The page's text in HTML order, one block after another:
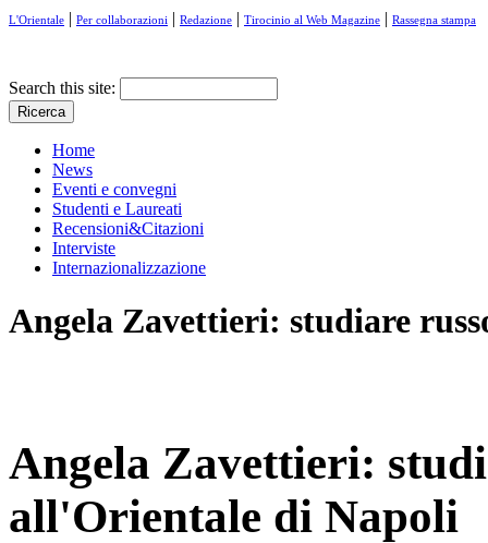
L'Orientale | Per collaborazioni | Redazione | Tirocinio al Web Magazine | Rassegna stampa
Search this site:
Home
News
Eventi e convegni
Studenti e Laureati
Recensioni&Citazioni
Interviste
Internazionalizzazione
Angela Zavettieri: studiare
Angela Zavettieri:
all'Orientale di Napoli